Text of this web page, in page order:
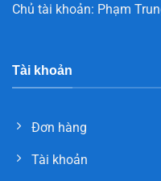
Tài khoản
Đơn hàng
Tài khoản
Chủ tài khoản: Phạm